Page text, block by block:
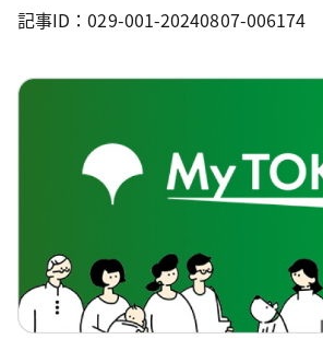
記事ID：029-001-20240807-006174